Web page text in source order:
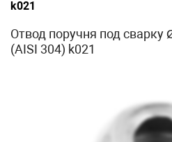
k021
Отвод поручня под сварку
(AISI 304) k021